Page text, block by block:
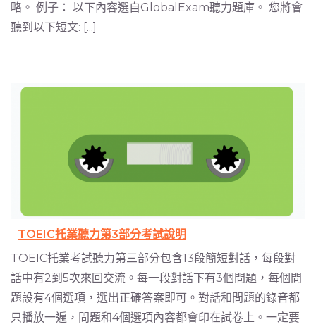
略。 例子： 以下內容選自GlobalExam聽力題庫。 您將會
聽到以下短文: [...]
TOEIC托業聽力第3部分考試說明
TOEIC托業考試聽力第三部分包含13段簡短對話，每段對
話中有2到5次來回交流。每一段對話下有3個問題，每個問
題設有4個選項，選出正確答案即可。對話和問題的錄音都
只播放一遍，問題和4個選項內容都會印在試卷上。一定要